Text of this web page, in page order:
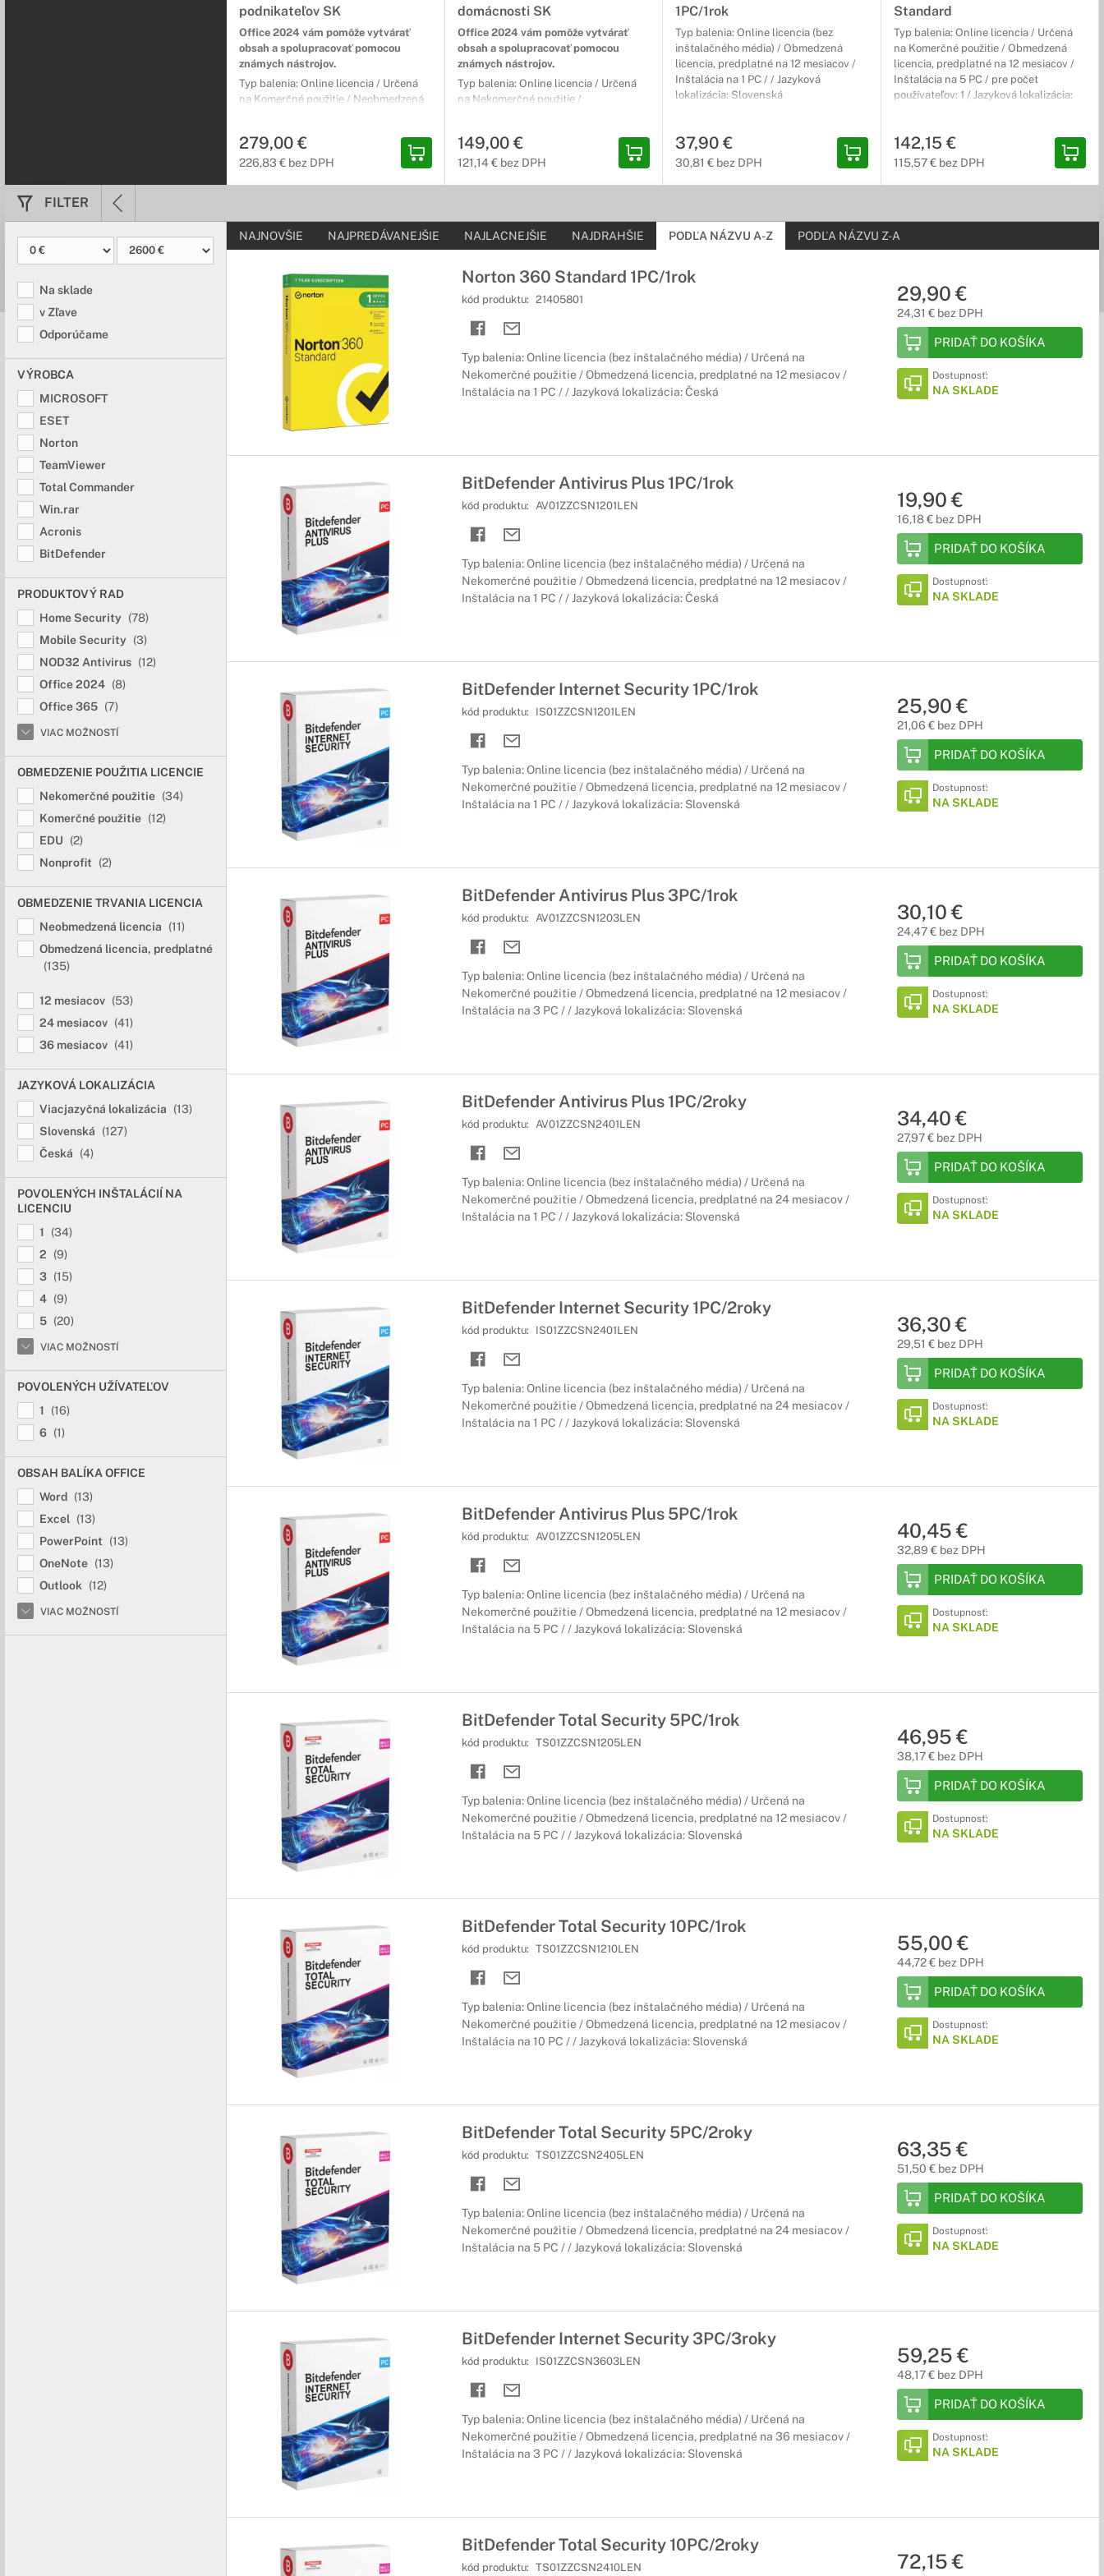
Objavte internet chránený nadštandardnou viacvrstvovou internetovou ochranou. Okrem antivírusového programu oceníte aj ochranu heslami, ochranu
pred krádežou dát, či zariadenia alebo ochranu online platieb.
Aplikácie a softvér
Uľahčite si svoju prácu so zodpovedajúcim softvérom
špecializovaného softvéru.
podnikateľov SK
Office 2024 vám pomôže vytvárať
obsah a spolupracovať pomocou
známych nástrojov.
Typ balenia: Online licencia / Určená
na Komerčné použitie / Neobmedzená
Slovenská / Obsahuje: Word / Excel /
PowerPoint / OneNote / Outlook
279,00 €
226,83 € bez DPH
domácnosti SK
Office 2024 vám pomôže vytvárať
obsah a spolupracovať pomocou
známych nástrojov.
Typ balenia: Online licencia / Určená
na Nekomerčné použitie /
Jazyková lokalizácia: Slovenská /
Obsahuje: Word / Excel / PowerPoint /
149,00 €
121,14 € bez DPH
1PC/1rok
Typ balenia: Online licencia (bez
inštalačného média) / Obmedzená
licencia, predplatné na 12 mesiacov /
Inštalácia na 1 PC / / Jazyková
lokalizácia: Slovenská
37,90 €
30,81 € bez DPH
Standard
Typ balenia: Online licencia / Určená
na Komerčné použitie / Obmedzená
licencia, predplatné na 12 mesiacov /
Inštalácia na 5 PC / pre počet
používateľov: 1 / Jazyková lokalizácia:
Outlook / Publisher / OneDrive / Skype
142,15 €
115,57 € bez DPH
FILTER
Na sklade
v Zľave
Odporúčame
VÝROBCA
MICROSOFT
ESET
Norton
TeamViewer
Total Commander
Win.rar
Acronis
BitDefender
PRODUKTOVÝ RAD
Home Security (78)
Mobile Security (3)
NOD32 Antivirus (12)
Office 2024 (8)
Office 365 (7)
VIAC MOŽNOSTÍ
OBMEDZENIE POUŽITIA LICENCIE
Nekomerčné použitie (34)
Komerčné použitie (12)
EDU
(2)
Nonprofit
(2)
OBMEDZENIE TRVANIA LICENCIA
Neobmedzená licencia
(11)
Obmedzená licencia, predplatné
(135)
12 mesiacov (53)
24 mesiacov (41)
36 mesiacov (41)
JAZYKOVÁ LOKALIZÁCIA
Viacjazyčná lokalizácia
(13)
Slovenská
(127)
Česká
(4)
POVOLENÝCH INŠTALÁCIÍ NA
LICENCIU
1
(34)
2
(9)
3 (15)
4 (9)
5 (20)
VIAC MOŽNOSTÍ
POVOLENÝCH UŽÍVATEĽOV
1
(16)
6 (1)
OBSAH BALÍKA OFFICE
Word (13)
Excel
(13)
PowerPoint
(13)
OneNote (13)
Outlook
(12)
VIAC MOŽNOSTÍ
NAJNOVŠIE NAJPREDÁVANEJŠIE NAJLACNEJŠIE NAJDRAHŠIE PODĽA NÁZVU A-Z PODĽA NÁZVU Z-A
Norton 360 Standard 1PC/1rok
kód produktu: 21405801
Typ balenia: Online licencia (bez inštalačného média) / Určená na
Nekomerčné použitie / Obmedzená licencia, predplatné na 12 mesiacov /
Inštalácia na 1 PC / / Jazyková lokalizácia: Česká
29,90 €
24,31 € bez DPH
PRIDAŤ DO KOŠÍKA
Dostupnosť:
NA SKLADE
BitDefender Antivirus Plus 1PC/1rok
kód produktu: AV01ZZCSN1201LEN
Typ balenia: Online licencia (bez inštalačného média) / Určená na
Nekomerčné použitie / Obmedzená licencia, predplatné na 12 mesiacov /
Inštalácia na 1 PC / / Jazyková lokalizácia: Česká
19,90 €
16,18 € bez DPH
PRIDAŤ DO KOŠÍKA
Dostupnosť:
NA SKLADE
BitDefender Internet Security 1PC/1rok
kód produktu: IS01ZZCSN1201LEN
Typ balenia: Online licencia (bez inštalačného média) / Určená na
Nekomerčné použitie / Obmedzená licencia, predplatné na 12 mesiacov /
Inštalácia na 1 PC / / Jazyková lokalizácia: Slovenská
25,90 €
21,06 € bez DPH
PRIDAŤ DO KOŠÍKA
Dostupnosť:
NA SKLADE
BitDefender Antivirus Plus 3PC/1rok
kód produktu: AV01ZZCSN1203LEN
Typ balenia: Online licencia (bez inštalačného média) / Určená na
Nekomerčné použitie / Obmedzená licencia, predplatné na 12 mesiacov /
Inštalácia na 3 PC / / Jazyková lokalizácia: Slovenská
30,10 €
24,47 € bez DPH
PRIDAŤ DO KOŠÍKA
Dostupnosť:
NA SKLADE
BitDefender Antivirus Plus 1PC/2roky
kód produktu: AV01ZZCSN2401LEN
Typ balenia: Online licencia (bez inštalačného média) / Určená na
Nekomerčné použitie / Obmedzená licencia, predplatné na 24 mesiacov /
Inštalácia na 1 PC / / Jazyková lokalizácia: Slovenská
34,40 €
27,97 € bez DPH
PRIDAŤ DO KOŠÍKA
Dostupnosť:
NA SKLADE
BitDefender Internet Security 1PC/2roky
kód produktu: IS01ZZCSN2401LEN
Typ balenia: Online licencia (bez inštalačného média) / Určená na
Nekomerčné použitie / Obmedzená licencia, predplatné na 24 mesiacov /
Inštalácia na 1 PC / / Jazyková lokalizácia: Slovenská
36,30 €
29,51 € bez DPH
PRIDAŤ DO KOŠÍKA
Dostupnosť:
NA SKLADE
BitDefender Antivirus Plus 5PC/1rok
kód produktu: AV01ZZCSN1205LEN
Typ balenia: Online licencia (bez inštalačného média) / Určená na
Nekomerčné použitie / Obmedzená licencia, predplatné na 12 mesiacov /
Inštalácia na 5 PC / / Jazyková lokalizácia: Slovenská
40,45 €
32,89 € bez DPH
PRIDAŤ DO KOŠÍKA
Dostupnosť:
NA SKLADE
BitDefender Total Security 5PC/1rok
kód produktu: TS01ZZCSN1205LEN
Typ balenia: Online licencia (bez inštalačného média) / Určená na
Nekomerčné použitie / Obmedzená licencia, predplatné na 12 mesiacov /
Inštalácia na 5 PC / / Jazyková lokalizácia: Slovenská
46,95 €
38,17 € bez DPH
PRIDAŤ DO KOŠÍKA
Dostupnosť:
NA SKLADE
BitDefender Total Security 10PC/1rok
kód produktu: TS01ZZCSN1210LEN
Typ balenia: Online licencia (bez inštalačného média) / Určená na
Nekomerčné použitie / Obmedzená licencia, predplatné na 12 mesiacov /
Inštalácia na 10 PC / / Jazyková lokalizácia: Slovenská
55,00 €
44,72 € bez DPH
PRIDAŤ DO KOŠÍKA
Dostupnosť:
NA SKLADE
BitDefender Total Security 5PC/2roky
kód produktu: TS01ZZCSN2405LEN
Typ balenia: Online licencia (bez inštalačného média) / Určená na
Nekomerčné použitie / Obmedzená licencia, predplatné na 24 mesiacov /
Inštalácia na 5 PC / / Jazyková lokalizácia: Slovenská
63,35 €
51,50 € bez DPH
PRIDAŤ DO KOŠÍKA
Dostupnosť:
NA SKLADE
BitDefender Internet Security 3PC/3roky
kód produktu: IS01ZZCSN3603LEN
Typ balenia: Online licencia (bez inštalačného média) / Určená na
Nekomerčné použitie / Obmedzená licencia, predplatné na 36 mesiacov /
Inštalácia na 3 PC / / Jazyková lokalizácia: Slovenská
59,25 €
48,17 € bez DPH
PRIDAŤ DO KOŠÍKA
Dostupnosť:
NA SKLADE
BitDefender Total Security 10PC/2roky
kód produktu: TS01ZZCSN2410LEN 72,15 €